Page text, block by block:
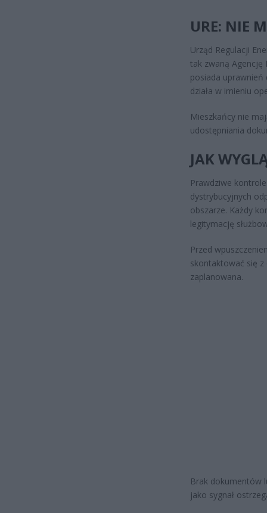
URE: NIE
Urząd Regulacji
tak zwaną Agencję
posiada
działa w imieniu
Mieszkańcy nie
udostępniania
JAK
Prawdziwe
dystrybucyjnych
obszarze. Każdy
legitymację
Przed
skontaktować się
zaplanowana.
Brak dokumentów
jako sygnał